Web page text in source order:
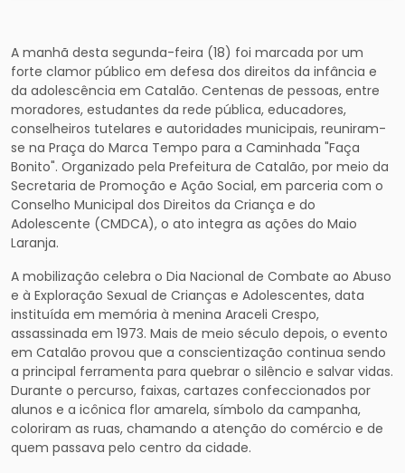
A manhã desta segunda-feira (18) foi marcada por um
forte clamor público em defesa dos direitos da infância e
da adolescência em Catalão. Centenas de pessoas, entre
moradores, estudantes da rede pública, educadores,
conselheiros tutelares e autoridades municipais, reuniram-
se na Praça do Marca Tempo para a Caminhada "Faça
Bonito". Organizado pela Prefeitura de Catalão, por meio da
Secretaria de Promoção e Ação Social, em parceria com o
Conselho Municipal dos Direitos da Criança e do
Adolescente (CMDCA), o ato integra as ações do Maio
Laranja.
A mobilização celebra o Dia Nacional de Combate ao Abuso
e à Exploração Sexual de Crianças e Adolescentes, data
instituída em memória à menina Araceli Crespo,
assassinada em 1973. Mais de meio século depois, o evento
em Catalão provou que a conscientização continua sendo
a principal ferramenta para quebrar o silêncio e salvar vidas.
Durante o percurso, faixas, cartazes confeccionados por
alunos e a icônica flor amarela, símbolo da campanha,
coloriram as ruas, chamando a atenção do comércio e de
quem passava pelo centro da cidade.